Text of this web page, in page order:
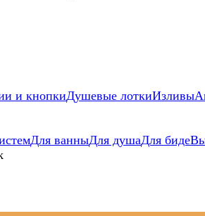
и кнопкиДушевые лоткиИзливы
Для ванныДля душаДля биде